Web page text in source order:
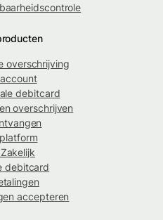
overschrijving
debitcard
overschrijven
debitcard
accepteren